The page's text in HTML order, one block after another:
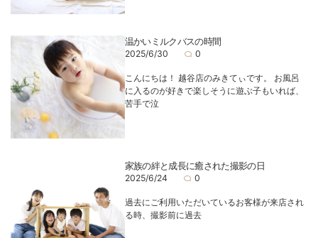
温かいミルクバスの時間
2025/6/30 0
こんにちは！ 越谷店のみきてぃです。 お風呂
に入るのが好きで楽しそうに遊ぶ子もいれば、
苦手で泣
家族の絆と成長に癒された撮影の日
2025/6/24 0
過去にご利用いただいているお客様が来店され
る時、撮影前に過去